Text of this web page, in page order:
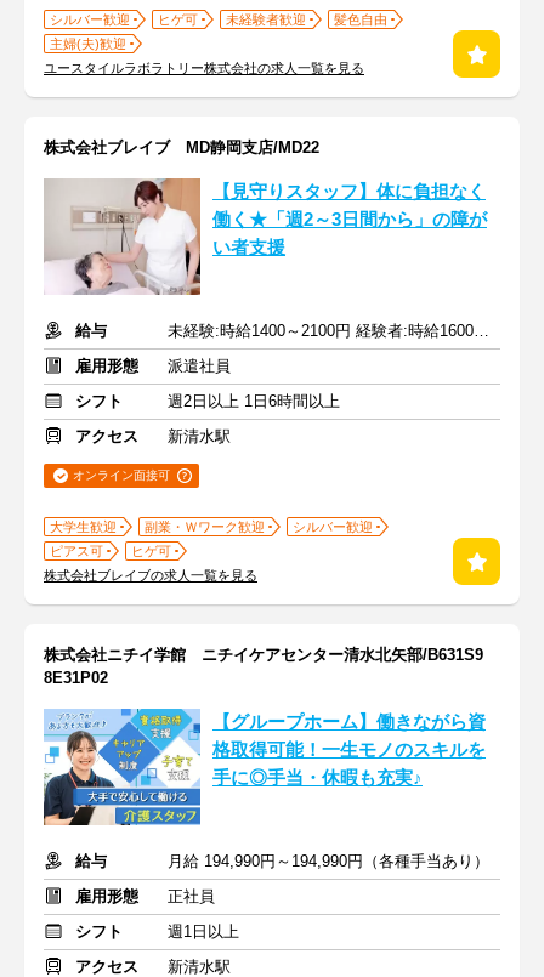
シルバー歓迎 ヒゲ可 未経験者歓迎
髪色自由
主婦(夫)歓迎
ユースタイルラボラトリー株式会社の求人一覧を見る
株式会社ブレイブ MD静岡支店/MD22
【見守りスタッフ】体に負担なく
働く★「週2～3日間から」の障が
い者支援
給与
未経験:時給1400～2100円 経験者:時給1600～2400円+交通費全額
雇用形態
派遣社員
シフト
週2日以上 1日6時間以上
アクセス
新清水駅
オンライン面接可
大学生歓迎 副業・Ｗワーク歓迎
シルバー歓迎
ピアス可
ヒゲ可
株式会社ブレイブの求人一覧を見る
株式会社ニチイ学館 ニチイケアセンター清水北矢部/B631S9
8E31P02
【グループホーム】働きながら資
格取得可能！一生モノのスキルを
手に◎手当・休暇も充実♪
給与
月給 194,990円～194,990円（各種手当あり）
雇用形態
正社員
シフト
週1日以上
アクセス
新清水駅